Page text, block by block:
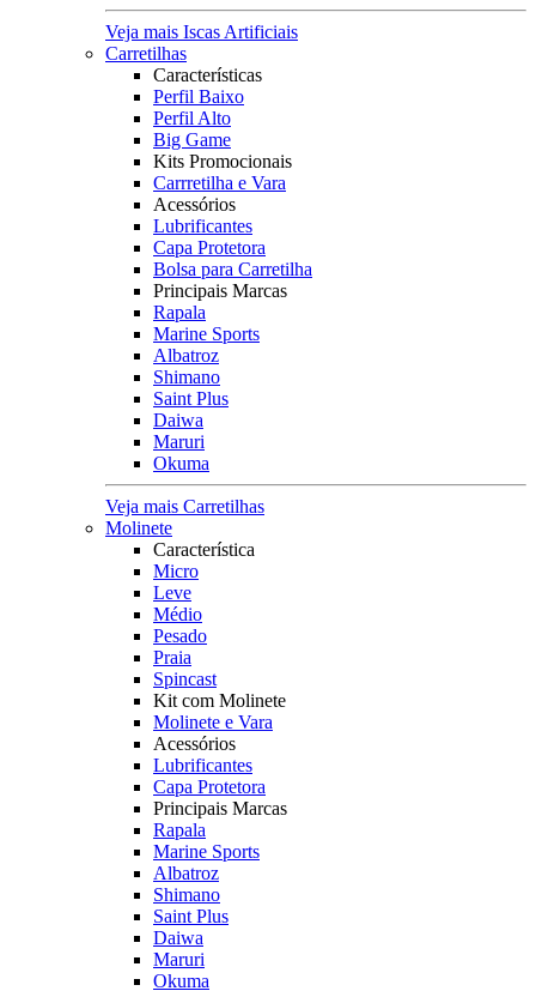
Veja mais Iscas Artificiais
Carretilhas
Características
Perfil Baixo
Perfil Alto
Big Game
Kits Promocionais
Carrretilha e Vara
Acessórios
Lubrificantes
Capa Protetora
Bolsa para Carretilha
Principais Marcas
Rapala
Marine Sports
Albatroz
Shimano
Saint Plus
Daiwa
Maruri
Okuma
Veja mais Carretilhas
Molinete
Característica
Micro
Leve
Médio
Pesado
Praia
Spincast
Kit com Molinete
Molinete e Vara
Acessórios
Lubrificantes
Capa Protetora
Principais Marcas
Rapala
Marine Sports
Albatroz
Shimano
Saint Plus
Daiwa
Maruri
Okuma